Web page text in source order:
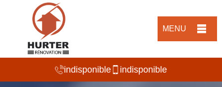
MENU
indisponible indisponible